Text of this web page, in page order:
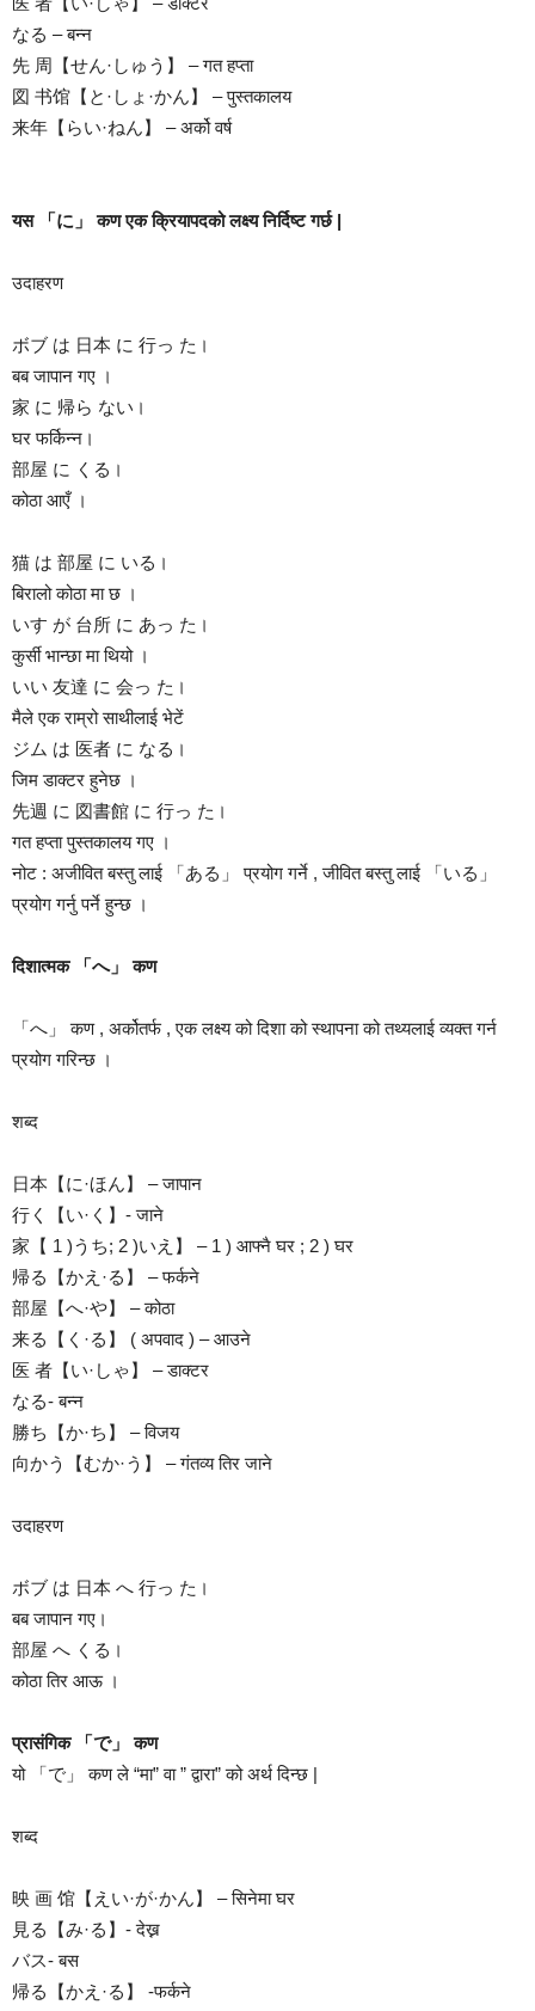
なる – बन्न
先 周【せん·しゅう】 – गत हप्ता
図 书馆【と·しょ·かん】 – पुस्तकालय
来年【らい·ねん】 – अर्को वर्ष
यस 「に」 कण एक क्रियापदको लक्ष्य निर्दिष्ट गर्छ |
उदाहरण
ボブ は 日本 に 行っ た।
बब जापान गए ।
家 に 帰ら ない।
घर फर्किन्न।
部屋 に くる।
कोठा आएँ ।
猫 は 部屋 に いる।
बिरालो कोठा मा छ ।
いす が 台所 に あっ た।
कुर्सी भान्छा मा थियो ।
いい 友達 に 会っ た।
मैले एक राम्रो साथीलाई भेटें
ジム は 医者 に なる।
जिम डाक्टर हुनेछ ।
先週 に 図書館 に 行っ た।
गत हप्ता पुस्तकालय गए ।
नोट : अजीवित बस्तु लाई 「ある」 प्रयोग गर्ने , जीवित बस्तु लाई 「いる」
प्रयोग गर्नु पर्ने हुन्छ ।
दिशात्मक 「へ」 कण
「へ」 कण , अर्कोतर्फ , एक लक्ष्य को दिशा को स्थापना को तथ्यलाई व्यक्त गर्न
प्रयोग गरिन्छ ।
शब्द
日本【に·ほん】 – जापान
行く【い·く】- जाने
家【 1 )うち; 2 )いえ】 – 1 ) आफ्नै घर ; 2 ) घर
帰る【かえ·る】 – फर्कने
部屋【へ·や】 – कोठा
来る【く·る】 ( अपवाद ) – आउने
医 者【い·しゃ】 – डाक्टर
なる- बन्न
勝ち【か·ち】 – विजय
向かう【むか·う】 – गंतव्य तिर जाने
उदाहरण
ボブ は 日本 へ 行っ た।
बब जापान गए।
部屋 へ くる।
कोठा तिर आऊ ।
प्रासंगिक 「で」 कण
यो 「で」 कण ले “मा” वा ” द्वारा” को अर्थ दिन्छ |
शब्द
映 画 馆【えい·が·かん】 – सिनेमा घर
見る【み·る】- देख्न
バス- बस
帰る【かえ·る】 -फर्कने